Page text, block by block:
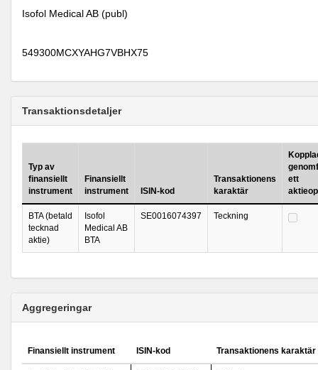
Isofol Medical AB (publ)
549300MCXYAHG7VBHX75
Transaktionsdetaljer
Typ av
finansiellt
instrument
Finansiellt
instrument
ISIN-kod
Transaktionens
karaktär
ett
BTA (betald
tecknad
aktie)
Isofol
Medical AB
BTA
SE0016074397 Teckning
Aggregeringar
Finansiellt instrument ISIN-kod Transaktionens karaktär